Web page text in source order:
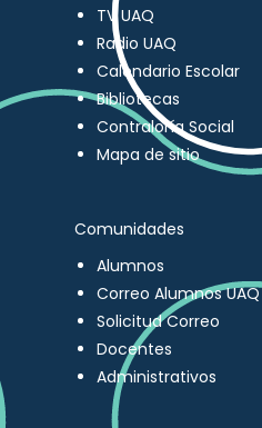
TV UAQ
Radio UAQ
Calendario Escolar
Bibliotecas
Contraloría Social
Mapa de sitio
Comunidades
Alumnos
Correo Alumnos UAQ
Solicitud Correo
Docentes
Administrativos